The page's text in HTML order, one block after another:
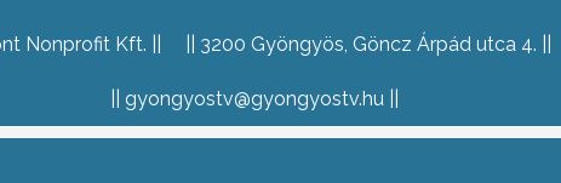
Nonprofit Kft. 3200 Gyöngyös, Göncz Árpád utca 4.
gyongyostv@gyongyostv.hu